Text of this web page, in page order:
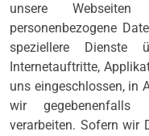
unsere
personenbezogene
speziellere Dienste
Internetauftritte,
uns eingeschlossen, in
wir gegebenenfalls
verarbeiten. Sofern wir